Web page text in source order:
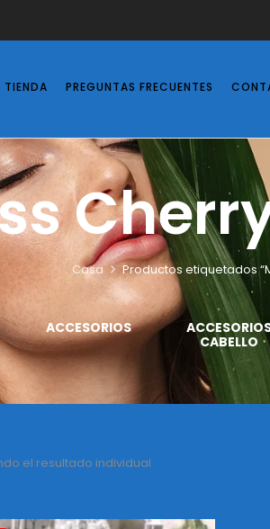
TIENDA PREGUNTAS FRECUENTES
Casa Productos etiquetados
ACCESORIOS
CABELLO
el resultado individual